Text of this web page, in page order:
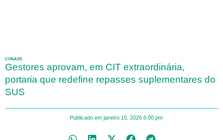
CONASS
Gestores aprovam, em CIT extraordinária,
portaria que redefine repasses suplementares do
SUS
Publicado em janeiro 15, 2026 6:00 pm